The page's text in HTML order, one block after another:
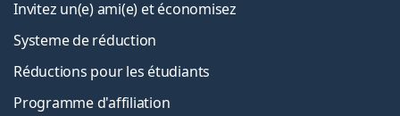
Invitez un(e) ami(e) et économisez
Systeme de réduction
Réductions pour les étudiants
Programme d'affiliation